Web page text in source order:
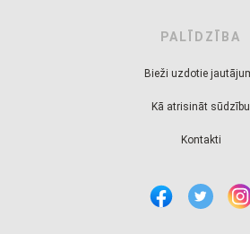
PALĪDZĪBA
Bieži uzdotie
Kā atrisināt sūdzību
Kontakti